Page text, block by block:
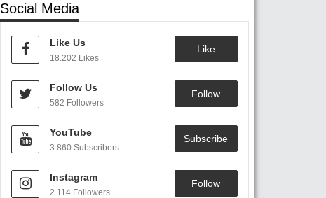
Social Media
Like Us
18.202 Likes
Like
Follow Us
582 Followers
Follow
YouTube
3.860 Subscribers
Subscribe
Instagram
2.114 Followers
Follow